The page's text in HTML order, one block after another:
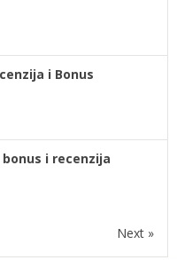
i Bonus
i recenzija
Next »